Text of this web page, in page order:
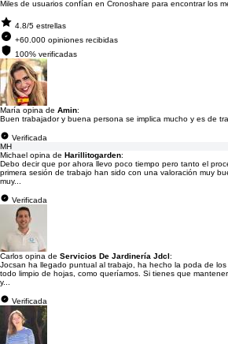
Miles de usuarios confían en Cronoshare para encontrar los
4.8/5 estrellas
+60.000 opiniones recibidas
100% verificadas
María opina de Amin:
Buen trabajador y buena persona se implica mucho y es de
Verificada
MH
Michael opina de Harillitogarden:
Debo decir que por ahora llevo poco tiempo pero tanto el
primera sesión de trabajo han sido con una valoración muy
muy...
Verificada
Carlos opina de Servicios De Jardinería Jdcl:
Jocsan ha llegado puntual al trabajo, ha hecho la poda de
todo limpio de hojas, como queríamos. Si tienes que
y...
Verificada